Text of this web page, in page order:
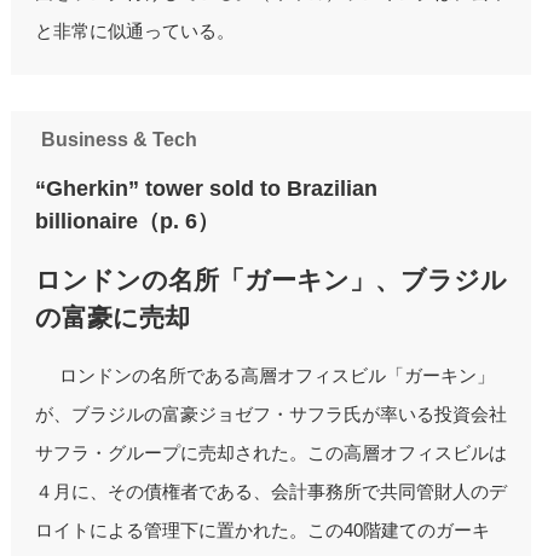
と非常に似通っている。
Business & Tech
“Gherkin” tower sold to Brazilian
billionaire（p. 6）
ロンドンの名所「ガーキン」、ブラジル
の富豪に売却
ロンドンの名所である高層オフィスビル「ガーキン」
が、ブラジルの富豪ジョゼフ・サフラ氏が率いる投資会社
サフラ・グループに売却された。この高層オフィスビルは
４月に、その債権者である、会計事務所で共同管財人のデ
ロイトによる管理下に置かれた。この40階建てのガーキ